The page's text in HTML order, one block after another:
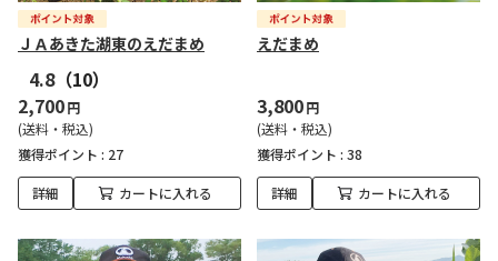
ＪＡあきた湖東のえだまめ
4.8（10）
2,700円
(送料・税込)
獲得ポイント : 27
詳細 カートに入れる
えだまめ
3,800円
(送料・税込)
獲得ポイント : 38
詳細 カートに入れる